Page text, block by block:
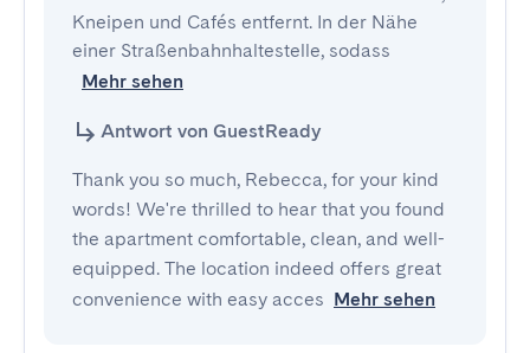
Kneipen und Cafés entfernt. In der Nähe
einer Straßenbahnhaltestelle, sodass
Mehr sehen
Antwort von GuestReady
Thank you so much, Rebecca, for your kind
words! We're thrilled to hear that you found
the apartment comfortable, clean, and well-
equipped. The location indeed offers great
convenience with easy acces Mehr sehen